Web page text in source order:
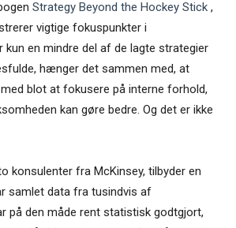
Strategy Beyond the Hockey Stick ,
vigtige fokuspunkter i
kun en mindre del af de lagte strategier
hænger det sammen med, at
blot at fokusere på interne forhold,
kan gøre bedre. Og det er ikke
konsulenter fra McKinsey, tilbyder en
samlet data fra tusindvis af
på den måde rent statistisk godtgjort,